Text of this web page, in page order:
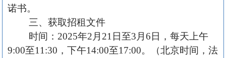
诺书。
三、获取招租文件
时间： 2025年2月 21 日至3 月6日，每天上午
9:00至11:30，下午14:00至17:00。（北京时间，法